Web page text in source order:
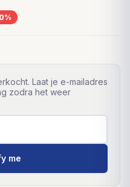
Laat je e-mailadres
zodra het weer
me